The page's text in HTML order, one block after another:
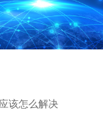
该怎么解决